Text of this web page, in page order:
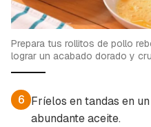
Prepara tus rollitos de pollo
lograr un acabado dorado y
6 Fríelos en tandas en
abundante aceite.